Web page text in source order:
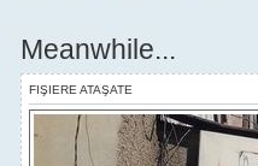
Meanwhile...
FIŞIERE ATAŞATE